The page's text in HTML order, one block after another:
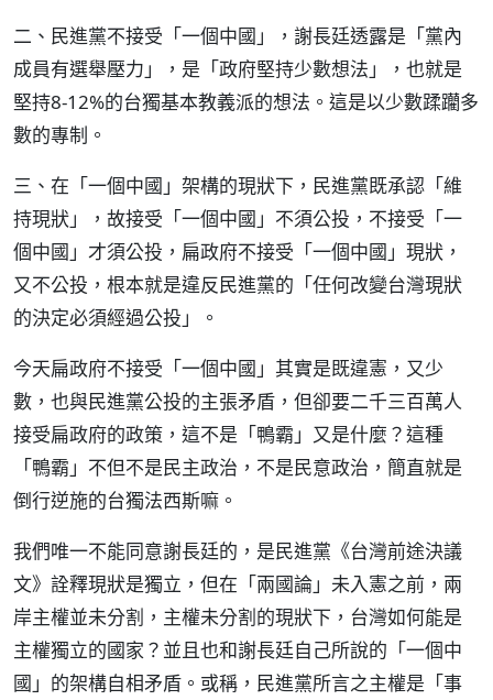
二、民進黨不接受「一個中國」，謝長廷透露是「黨內
成員有選舉壓力」，是「政府堅持少數想法」，也就是
堅持8-12%的台獨基本教義派的想法。這是以少數蹂躪多
數的專制。
三、在「一個中國」架構的現狀下，民進黨既承認「維
持現狀」，故接受「一個中國」不須公投，不接受「一
個中國」才須公投，扁政府不接受「一個中國」現狀，
又不公投，根本就是違反民進黨的「任何改變台灣現狀
的決定必須經過公投」。
今天扁政府不接受「一個中國」其實是既違憲，又少
數，也與民進黨公投的主張矛盾，但卻要二千三百萬人
接受扁政府的政策，這不是「鴨霸」又是什麼？這種
「鴨霸」不但不是民主政治，不是民意政治，簡直就是
倒行逆施的台獨法西斯嘛。
我們唯一不能同意謝長廷的，是民進黨《台灣前途決議
文》詮釋現狀是獨立，但在「兩國論」未入憲之前，兩
岸主權並未分割，主權未分割的現狀下，台灣如何能是
主權獨立的國家？並且也和謝長廷自己所說的「一個中
國」的架構自相矛盾。或稱，民進黨所言之主權是「事